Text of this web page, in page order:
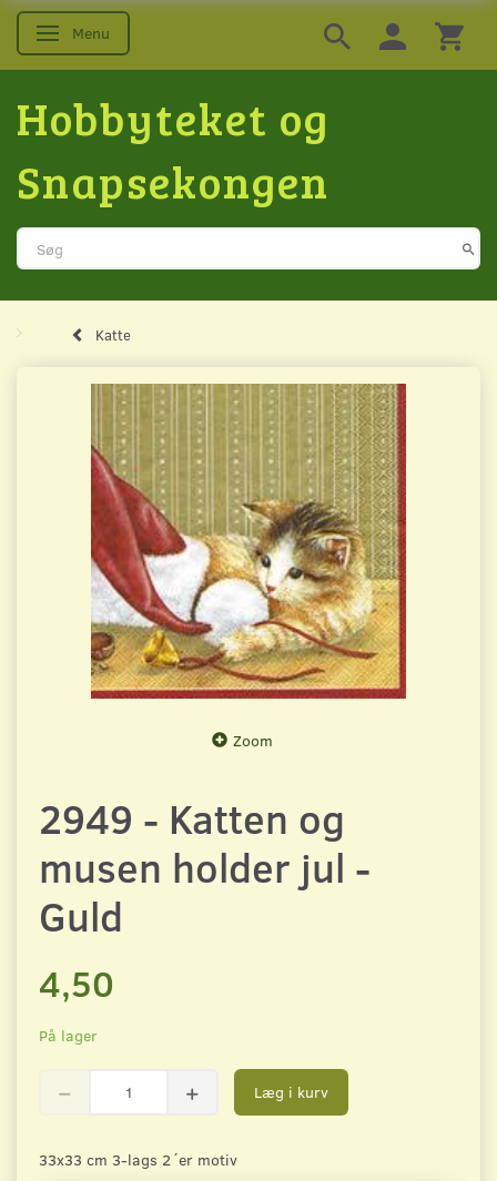
Skifte navigation
Menu
Hobbyteket og
Snapsekongen
Katte
Zoom
2949 - Katten og
musen holder jul -
Guld
4,50
På lager
Læg i kurv
33x33 cm 3-lags 2´er motiv